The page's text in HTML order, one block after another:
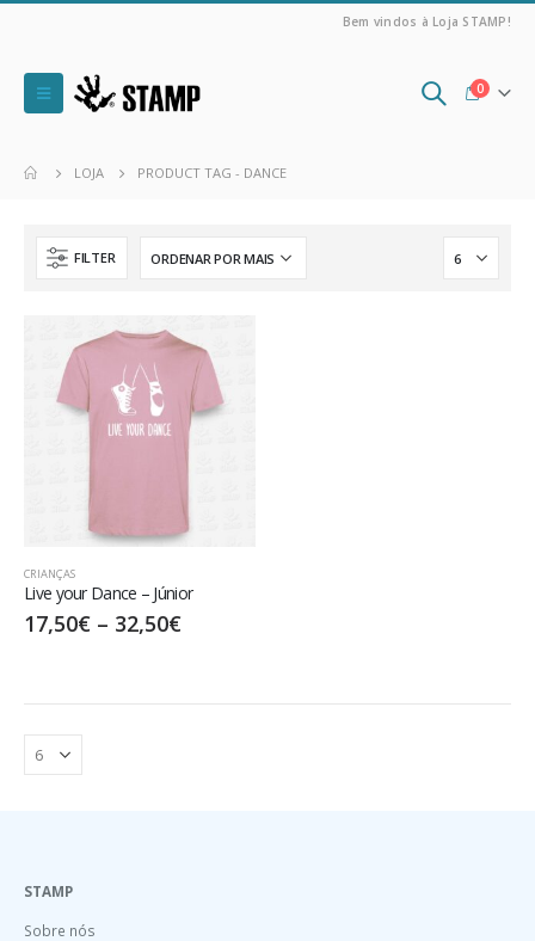
Bem vindos à Loja STAMP!
0
LOJA PRODUCT TAG - DANCE
FILTER
CRIANÇAS
Live your Dance – Júnior
17,50€ – 32,50€
STAMP
Sobre nós